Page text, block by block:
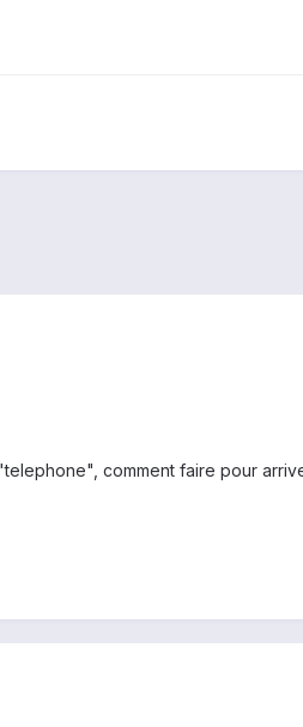
comment faire pour